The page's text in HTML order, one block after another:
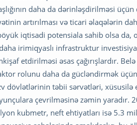
daha da dərinləşdirilməsi üçün
artırılması və ticari əlaqələrin
iqtisadi potensiala sahib olsa da,
irimiqyaslı infrastruktur
etdirilməsi əsas çağırışlardır.
rolunu daha da gücləndirmək
dövlətlərinin təbii sərvətləri,
çevrilməsinə zəmin yaradır.
kubmetr, neft ehtiyatları isə 5.3